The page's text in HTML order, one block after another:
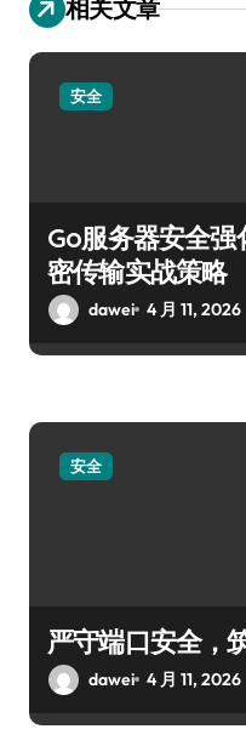
相关文章
安全
Go服务器安全
密传输实战策略
dawei 4 月 11, 2026
安全
严守端口安全，
dawei 4 月 11, 2026